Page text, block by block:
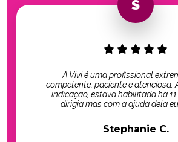
A Vivi é uma profissional
competente, paciente e atenciosa.
indicação, estava habilitada há
dirigia mas com a ajuda dela
Stephanie C.